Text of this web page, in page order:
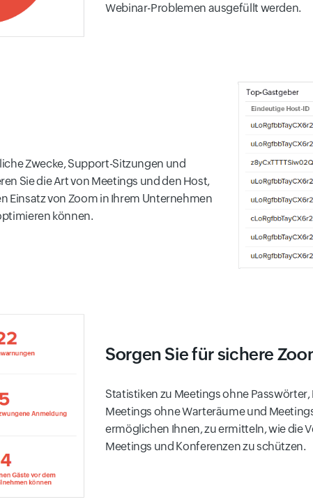
Webinar-Problemen ausgefüllt werden.
Zwecke, Support-Sitzungen und
Sie die Art von Meetings und den Host,
Einsatz von Zoom in Ihrem Unternehmen
können.
Sorgen Sie für sichere
Statistiken zu Meetings ohne
Meetings ohne Warteräume und
ermöglichen Ihnen, zu ermitteln, wie die
Meetings und Konferenzen zu schützen.